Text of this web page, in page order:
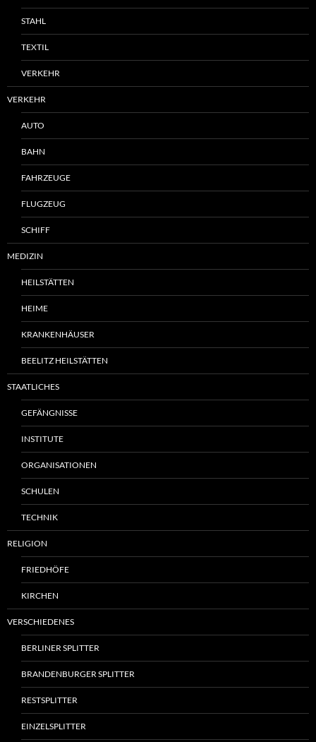
STAHL
TEXTIL
VERKEHR
VERKEHR
AUTO
BAHN
FAHRZEUGE
FLUGZEUG
SCHIFF
MEDIZIN
HEILSTÄTTEN
HEIME
KRANKENHÄUSER
BEELITZ HEILSTÄTTEN
STAATLICHES
GEFÄNGNISSE
INSTITUTE
ORGANISATIONEN
SCHULEN
TECHNIK
RELIGION
FRIEDHÖFE
KIRCHEN
VERSCHIEDENES
BERLINER SPLITTER
BRANDENBURGER SPLITTER
RESTSPLITTER
EINZELSPLITTER